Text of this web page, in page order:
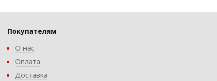
Покупателям
О нас
Оплата
Доставка